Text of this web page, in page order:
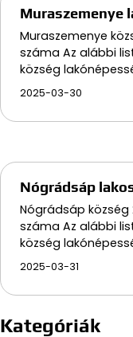
Muraszemenye
Muraszemenye
száma Az alábbi
község
2025-03-30
Nógrádsáp
Nógrádsáp község
száma Az alábbi
község
2025-03-31
Kategóriák